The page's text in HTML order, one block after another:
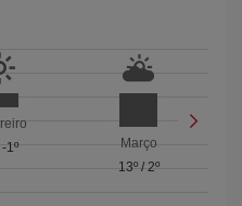
-1º
Março
13º/ 2º